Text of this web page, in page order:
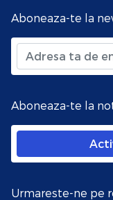
Aboneaza-te la
Aboneaza-te la
Urmareste-ne pe